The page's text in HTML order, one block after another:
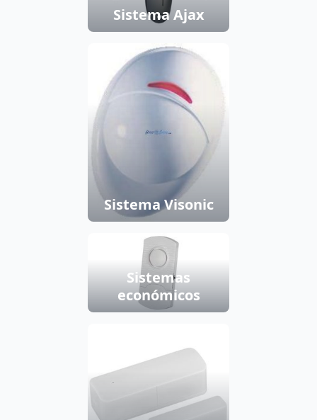
Sistema Ajax
Sistema Visonic
Sistemas
económicos